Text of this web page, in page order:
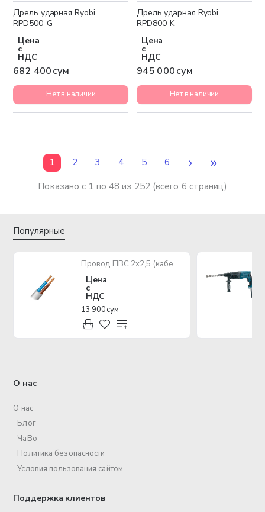
Дрель ударная Ryobi
RPD500-G
Цена
с
НДС
682 400 сум
Нет в наличии
Дрель ударная Ryobi
RPD800-K
Цена
с
НДС
945 000 сум
Нет в наличии
1 2 3 4 5 6
Показано с 1 по 48 из 252 (всего 6 страниц)
Популярные
Провод ПВС 2х2,5 (кабель медный многожильный)
Цена
с
НДС
13 900 сум
О нас
О нас
Блог
ЧаВо
Политика безопасности
Условия пользования сайтом
Поддержка клиентов